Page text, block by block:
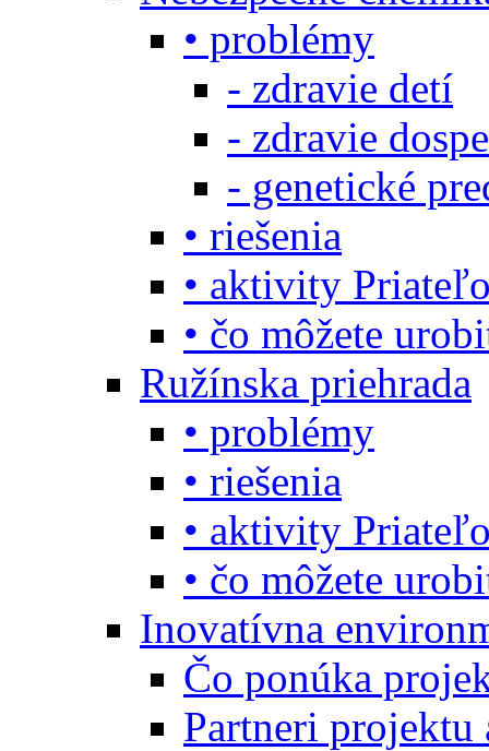
• problémy
- zdravie detí
- zdravie
- genetické
• riešenia
• aktivity
• čo môžete
Ružínska priehrada
• problémy
• riešenia
• aktivity
• čo môžete
Inovatívna
Čo ponúka
Partneri projektu